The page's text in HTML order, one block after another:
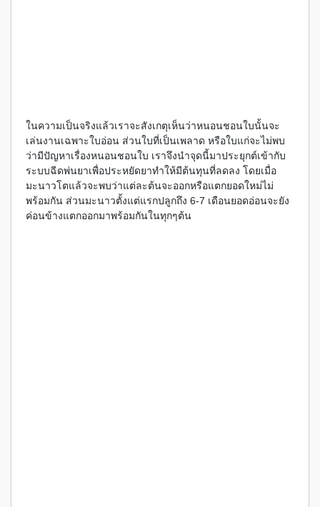
ในความเป็นจริงแล้วเราจะสังเกตุเห็นว่าหนอนชอนใบนั้นจะ
เล่นงานเฉพาะใบอ่อน ส่วนใบที่เป็นเพลาด หรือใบแก่จะไม่พบ
ว่ามีปัญหาเรื่องหนอนชอนใบ เราจึงนำจุดนี้มาประยุกต์เข้ากับ
ระบบฉีดพ่นยาเพื่อประหยัดยาทำให้มีต้นทุนที่ลดลง โดยเมื่อ
มะนาวโตแล้วจะพบว่าแต่ละต้นจะออกหรือแตกยอดใหม่ไม่
พร้อมกัน ส่วนมะนาวตั้งแต่แรกปลูกถึง 6-7 เดือนยอดอ่อนจะยัง
ค่อนข้างแตกออกมาพร้อมกันในทุกๆต้น